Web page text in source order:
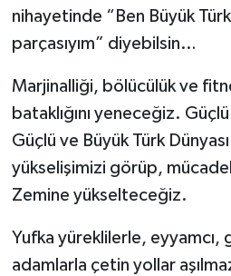
nihayetinde “Ben Büyük
parçasıyım” diyebilsin…
Marjinalliği, bölücülük ve
bataklığını yeneceğiz.
Güçlü ve Büyük Türk
yükselişimizi görüp,
Zemine yükselteceğiz.
Yufka yüreklilerle, eyyamcı,
adamlarla çetin yollar